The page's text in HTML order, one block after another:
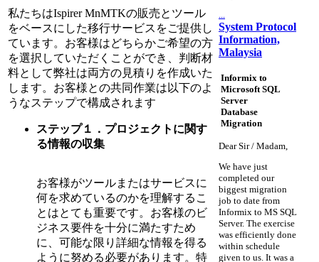
私たちはIspirer MnMTKの販売とツール
をベースにした移行サービスをご提供し
ています。お客様はどちらかご希望の方
を選択していただくことができ、判断材
料として弊社は両方の見積りを作成いた
します。お客様との共同作業は以下のよ
うなステップで構成されます
ステップ１．プロジェクトに関す
る情報の収集
お客様がツールまたはサービスに
何を求めているのかを理解するこ
とはとても重要です。お客様のビ
ジネス要件を十分に満たすため
に、可能な限り詳細な情報を得る
ように努める必要があります。特
System Protocol
Information,
Malaysia
Informix to
Microsoft SQL
Server
Database
Migration
Dear Sir / Madam,
We have just
completed our
biggest migration
job to date from
Informix to MS SQL
Server. The exercise
was efficiently done
within schedule
given to us. It was a